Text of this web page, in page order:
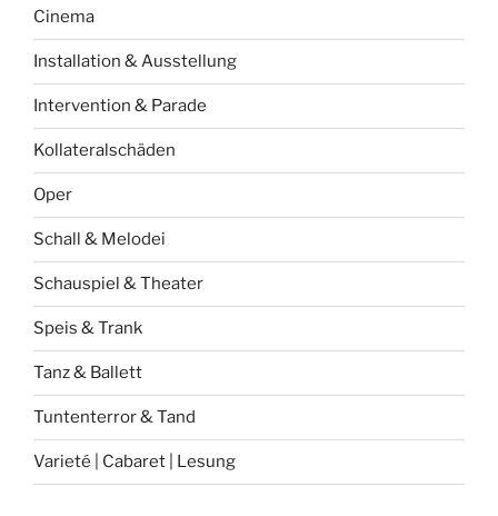
Cinema
Installation & Ausstellung
Intervention & Parade
Kollateralschäden
Oper
Schall & Melodei
Schauspiel & Theater
Speis & Trank
Tanz & Ballett
Tuntenterror & Tand
Varieté | Cabaret | Lesung